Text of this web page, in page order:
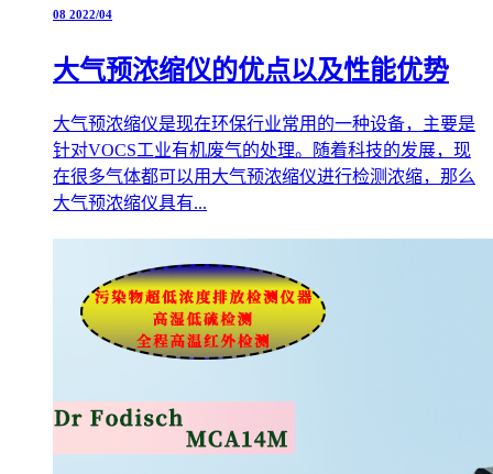
08 2022/04
大气预浓缩仪的优点以及性能优势
大气预浓缩仪是现在环保行业常用的一种设备，主要是
针对VOCS工业有机废气的处理。随着科技的发展，现
在很多气体都可以用大气预浓缩仪进行检测浓缩，那么
大气预浓缩仪具有...